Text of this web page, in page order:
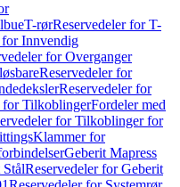
T-rørReservedeler for T-
for Innvendig
for Overganger
Reservedeler for
Reservedeler for
for TilkoblingerFordeler med
for Tilkoblinger for
Klammer for
Geberit Mapress
Reservedeler for Geberit